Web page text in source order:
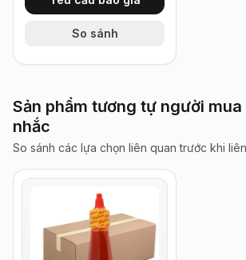
So sánh
Sản phẩm tương tự người
nhắc
So sánh các lựa chọn liên quan trước khi